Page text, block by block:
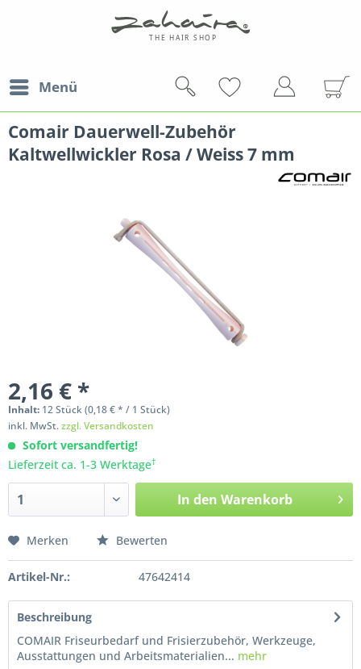
Menü
Comair Dauerwell-Zubehör
Kaltwellwickler Rosa / Weiss 7 mm
2,16 € *
Inhalt: 12Stück(0,18 € * / 1 Stück)
inkl. MwSt.zzgl. Versandkosten
Sofort versandfertig!
Lieferzeit ca. 1-3 Werktage†
In den Warenkorb
Merken Bewerten
Artikel-Nr.: 47642414
Beschreibung
COMAIR Friseurbedarf und Frisierzubehör, Werkzeuge,
Ausstattungen und Arbeitsmaterialien... mehr